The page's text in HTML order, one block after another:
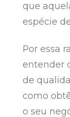
que
espécie
Por essa
entender
de
como
o seu